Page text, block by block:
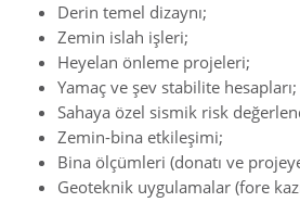
Derin temel dizaynı;
Zemin islah işleri;
Heyelan önleme projeleri;
Yamaç ve şev stabilite hesapları;
Sahaya özel sismik risk
Zemin-bina etkileşimi;
Bina ölçümleri (donatı ve
Geoteknik uygulamalar (fore